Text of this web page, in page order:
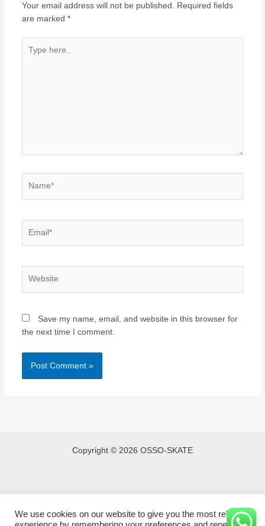
Your email address will not be published.
Required fields
are marked *
here..
Save my name, email, and website in this browser for
the next time I comment.
Copyright © 2026 OSSO-SKATE
We use cookies on our website to give you the most relevant